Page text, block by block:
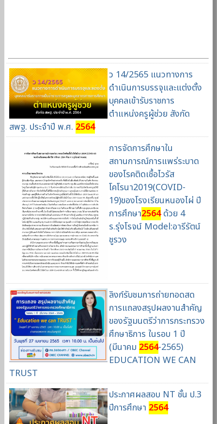
ว 14/2565 แนวทางการ
ดำเนินการบรรจุและแต่งตั้ง
บุคคลเข้ารับราชการ
ตำแหน่งครูผู้ช่วย สังกัด
สพฐ. ประจำปี พ.ศ. 2564
การจัดการศึกษาใน
สถานการณ์การแพร่ระบาด
ของโรคติดเชื้อไวรัส
โคโรนา2019(COVID-
19)ของโรงเรียนหนองไผ่ ปี
การศึกษา2564ด้วย 4
ร.รุ่งโรจน์ Model:อารีรัตน์
ชูรวง
ลิงก์รับชมการถ่ายทอดสด
การแถลงสรุปผลงานสำคัญ
ของรัฐมนตรีว่าการกระทรวง
ศึกษาธิการ ในรอบ 1 ปี
(มีนาคม 2564-2565)
EDUCATION WE CAN
TRUST
ประกาศผลสอบ NT ชั้น ป.3
ปีการศึกษา 2564